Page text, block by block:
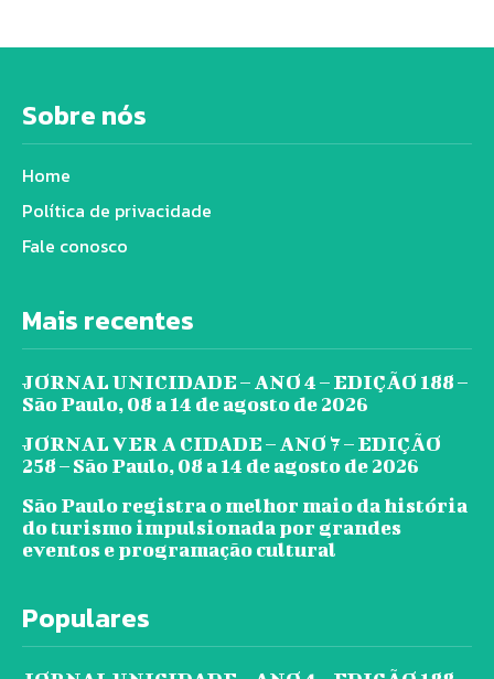
Sobre nós
Home
Política de privacidade
Fale conosco
Mais recentes
JORNAL UNICIDADE – ANO 4 – EDIÇÃO 188 –
São Paulo, 08 a 14 de agosto de 2026
JORNAL VER A CIDADE – ANO 7 – EDIÇÃO
258 – São Paulo, 08 a 14 de agosto de 2026
São Paulo registra o melhor maio da história
do turismo impulsionada por grandes
eventos e programação cultural
Populares